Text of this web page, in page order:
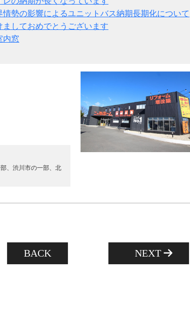
情勢の影響によるユニットバス納期長期化について
ましておめでとうございます
内窓
、渋川市の一部、北
BACK NEXT